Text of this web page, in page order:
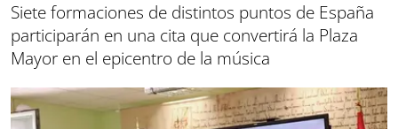
Siete formaciones de distintos puntos de España
participarán en una cita que convertirá la Plaza
Mayor en el epicentro de la música